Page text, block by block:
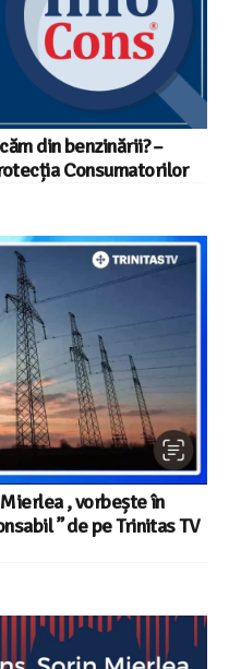
din benzinării? –
Consumatorilor
, vorbește în
” de pe Trinitas TV